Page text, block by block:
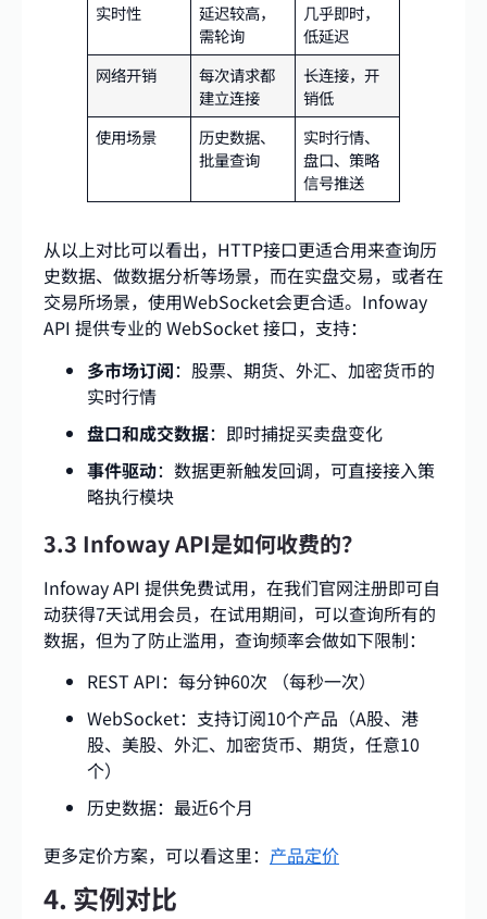
实时性
延迟较高，
需轮询
几乎即时，
低延迟
网络开销
每次请求都
建立连接
长连接，开
销低
使用场景
历史数据、
批量查询
实时行情、
盘口、策略
信号推送
从以上对比可以看出，HTTP接口更适合用来查询历
史数据、做数据分析等场景，而在实盘交易，或者在
交易所场景，使用WebSocket会更合适。Infoway
API 提供专业的 WebSocket 接口，支持：
多市场订阅：股票、期货、外汇、加密货币的
实时行情
盘口和成交数据：即时捕捉买卖盘变化
事件驱动：数据更新触发回调，可直接接入策
略执行模块
3.3 Infoway API是如何收费的？
Infoway API 提供免费试用，在我们官网注册即可自
动获得7天试用会员，在试用期间，可以查询所有的
数据，但为了防止滥用，查询频率会做如下限制：
REST API：每分钟60次 （每秒一次）
WebSocket：支持订阅10个产品（A股、港
股、美股、外汇、加密货币、期货，任意10
个）
历史数据：最近6个月
更多定价方案，可以看这里： 产品定价
4. 实例对比